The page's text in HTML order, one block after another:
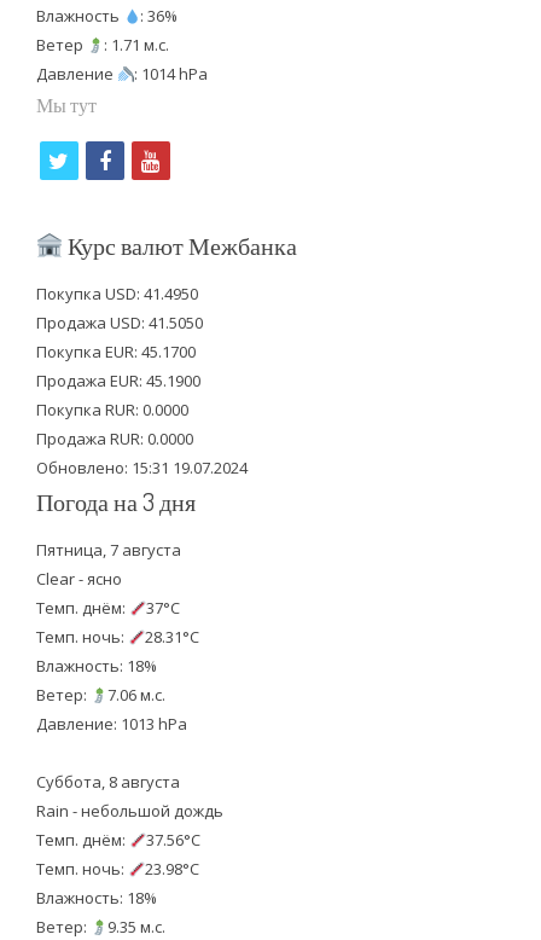
Влажность
: 36%
Ветер
: 1.71 м.с.
Давление
: 1014 hPa
Мы тут
i
t
e
r
f
c
b
o
o
k
y
u
u
b
e
Курс валют Межбанка
Покупка USD: 41.4950
Продажа USD: 41.5050
Покупка EUR: 45.1700
Продажа EUR: 45.1900
Покупка RUR: 0.0000
Продажа RUR: 0.0000
Обновлено: 15:31 19.07.2024
Погода на 3 дня
Пятница, 7 августа
Clear - ясно
Темп. днём:
37°C
Темп. ночь:
28.31°C
Влажность: 18%
Ветер:
7.06 м.с.
Давление: 1013 hPa
Суббота, 8 августа
Rain - небольшой дождь
Темп. днём:
37.56°C
Темп. ночь:
23.98°C
Влажность: 18%
Ветер:
9.35 м.с.